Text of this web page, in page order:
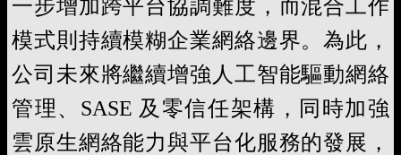
一步增加跨平台協調難度，而混合工作
模式則持續模糊企業網絡邊界。為此，
公司未來將繼續增強人工智能驅動網絡
管理、SASE 及零信任架構，同時加強
雲原生網絡能力與平台化服務的發展，